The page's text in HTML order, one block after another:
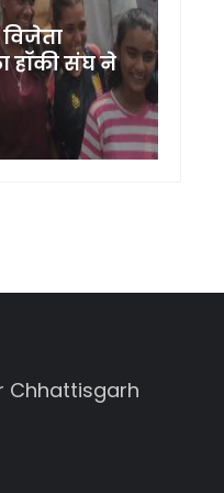
हॉकी संघ ने
Chhattisgarh